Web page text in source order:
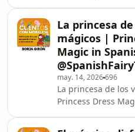
Channel : http
this video may not
people below 13
Orientación a los
parte de este video
adecuada para
años.Watch
English Fairy Tales
http://
La princesa
mágicos |
Magic in
may. 14, 2026696
La princesa de los
Princess Dress